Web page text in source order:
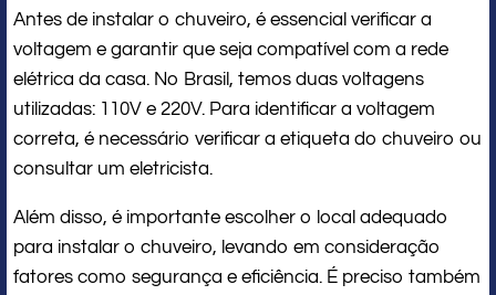
Antes de instalar o chuveiro, é essencial verificar a
voltagem e garantir que seja compatível com a rede
elétrica da casa. No Brasil, temos duas voltagens
utilizadas: 110V e 220V. Para identificar a voltagem
correta, é necessário verificar a etiqueta do chuveiro ou
consultar um eletricista.
Além disso, é importante escolher o local adequado
para instalar o chuveiro, levando em consideração
fatores como segurança e eficiência. É preciso também